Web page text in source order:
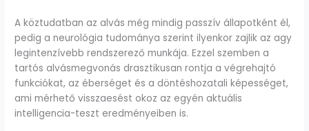
A köztudatban az alvás még mindig passzív állapotként él,
pedig a neurológia tudománya szerint ilyenkor zajlik az agy
legintenzívebb rendszerező munkája. Ezzel szemben a
tartós alvásmegvonás drasztikusan rontja a végrehajtó
funkciókat, az éberséget és a döntéshozatali képességet,
ami mérhető visszaesést okoz az egyén aktuális
intelligencia-teszt eredményeiben is.